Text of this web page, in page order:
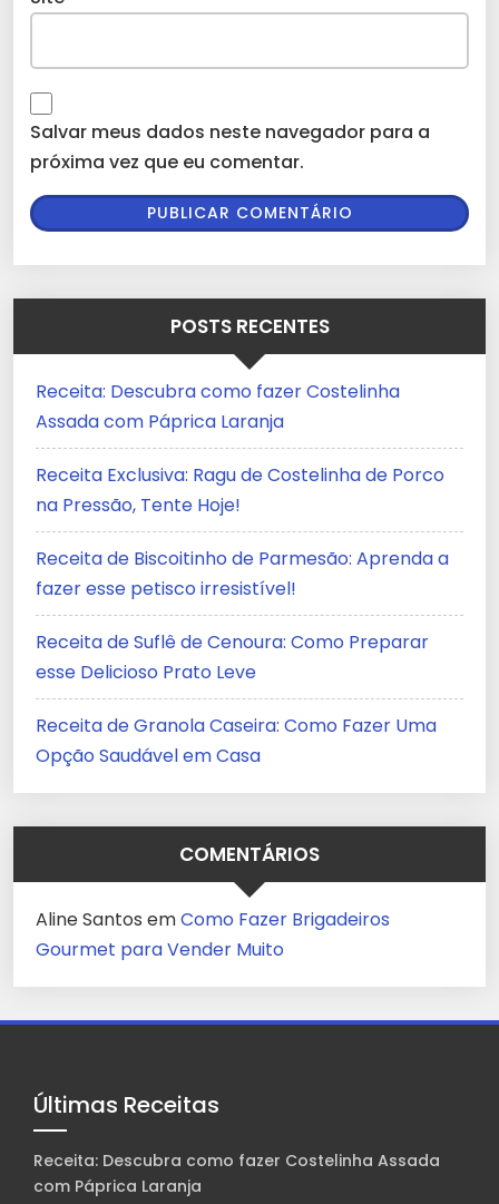
Salvar meus dados neste navegador para a
próxima vez que eu comentar.
POSTS RECENTES
Receita: Descubra como fazer Costelinha
Assada com Páprica Laranja
Receita Exclusiva: Ragu de Costelinha de Porco
na Pressão, Tente Hoje!
Receita de Biscoitinho de Parmesão: Aprenda a
fazer esse petisco irresistível!
Receita de Suflê de Cenoura: Como Preparar
esse Delicioso Prato Leve
Receita de Granola Caseira: Como Fazer Uma
Opção Saudável em Casa
COMENTÁRIOS
Aline Santos emComo Fazer Brigadeiros
Gourmet para Vender Muito
Últimas Receitas
Receita: Descubra como fazer Costelinha Assada
com Páprica Laranja